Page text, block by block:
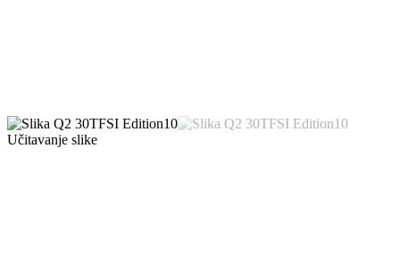
Učitavanje slike